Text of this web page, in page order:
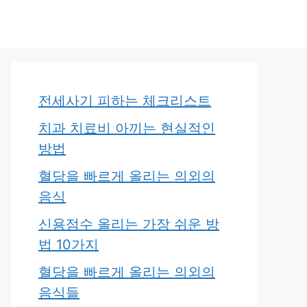
전세사기 피하는 체크리스트
치과 치료비 아끼는 현실적인
방법
혈당을 빠르게 올리는 의외의
음식
신용점수 올리는 가장 쉬운 방
법 10가지
혈당을 빠르게 올리는 의외의
음식들